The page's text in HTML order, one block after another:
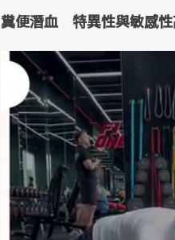
糞便潛血 特異性與敏感